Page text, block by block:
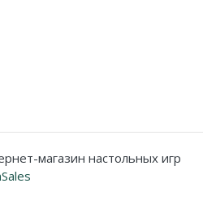
магазин настольных игр